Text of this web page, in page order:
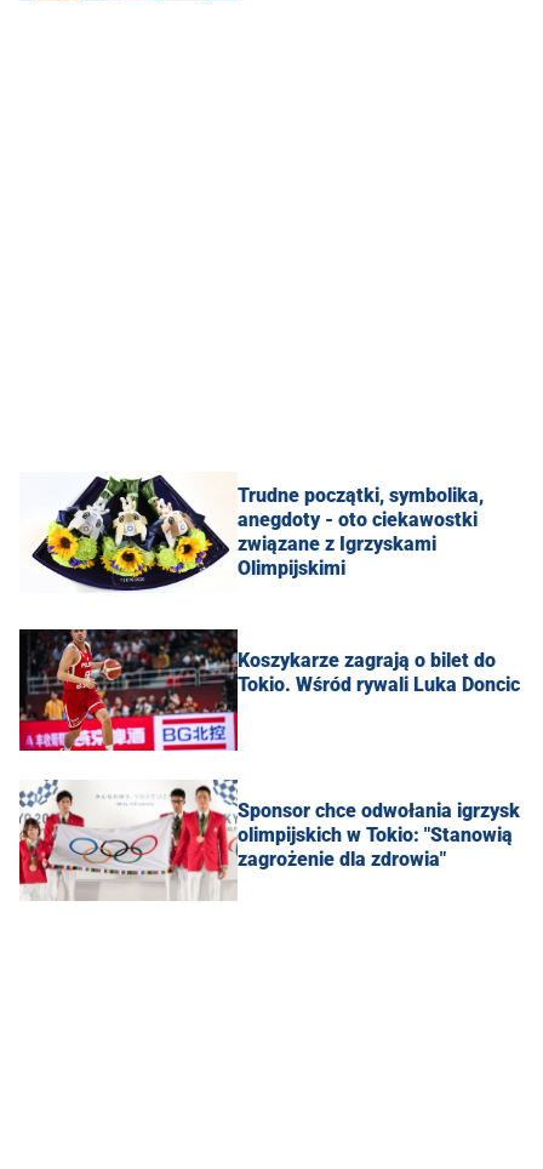
Trudne początki, symbolika,
anegdoty - oto ciekawostki
związane z Igrzyskami
Olimpijskimi
Koszykarze zagrają o bilet do
Tokio. Wśród rywali Luka Doncic
Sponsor chce odwołania igrzysk
olimpijskich w Tokio: "Stanowią
zagrożenie dla zdrowia"